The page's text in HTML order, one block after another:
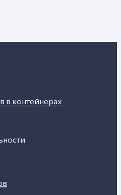
в контейнерах